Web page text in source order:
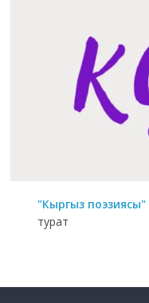
"Кыргыз поэзиясы"
турат